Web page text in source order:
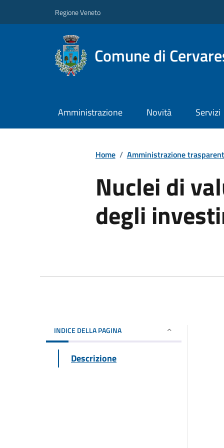
Regione Veneto
Comune di
Amministrazione Novità Servizi
Home / Amministrazione
Nuclei di
degli
INDICE DELLA PAGINA
Descrizione